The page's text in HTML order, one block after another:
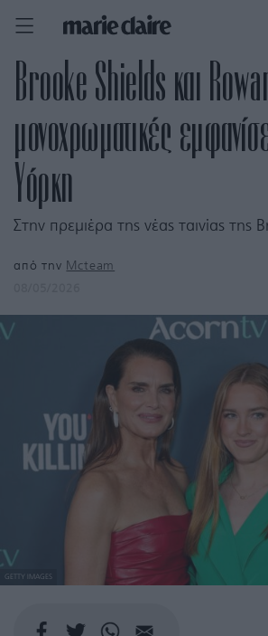
Brooke Shields και
μονοχρωματικές
Υόρκη
Στην πρεμιέρα της νέας ταινίας της
από την Mcteam
GETTY IMAGES